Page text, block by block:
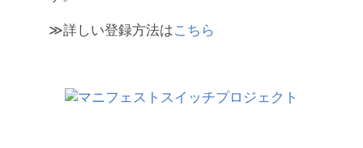
≫詳しい登録方法はこちら